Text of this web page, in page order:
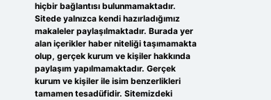
hiçbir bağlantısı bulunmamaktadır.
Sitede yalnızca kendi hazırladığımız
makaleler paylaşılmaktadır. Burada yer
alan içerikler haber niteliği taşımamakta
olup, gerçek kurum ve kişiler hakkında
paylaşım yapılmamaktadır. Gerçek
kurum ve kişiler ile isim benzerlikleri
tamamen tesadüfidir. Sitemizdeki